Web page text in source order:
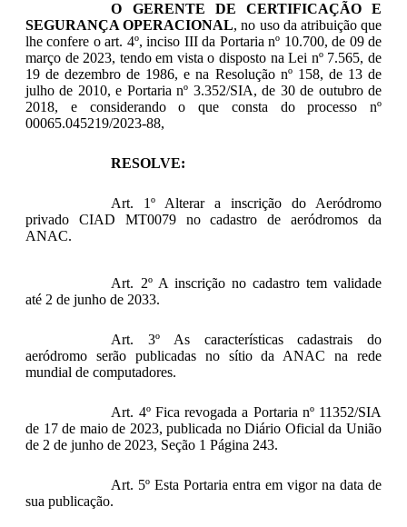
O GERENTE DE CERTIFICAÇÃO E
SEGURANÇA OPERACIONAL, no uso da atribuição que
lhe confere o art. 4º, inciso III da Portaria nº 10.700, de 09 de
março de 2023, tendo em vista o disposto na Lei nº 7.565, de
19 de dezembro de 1986, e na Resolução nº 158, de 13 de
julho de 2010, e Portaria nº 3.352/SIA, de 30 de outubro de
2018, e considerando o que consta do processo nº
00065.045219/2023-88,
RESOLVE:
Art. 1º Alterar a inscrição do Aeródromo
privado CIAD MT0079 no cadastro de aeródromos da
ANAC.
Art. 2º A inscrição no cadastro tem validade
até 2 de junho de 2033.
Art. 3º As características cadastrais do
aeródromo serão publicadas no sítio da ANAC na rede
mundial de computadores.
Art. 4º Fica revogada a Portaria nº 11352/SIA
de 17 de maio de 2023, publicada no Diário Oficial da União
de 2 de junho de 2023, Seção 1 Página 243.
Art. 5º Esta Portaria entra em vigor na data de
sua publicação.